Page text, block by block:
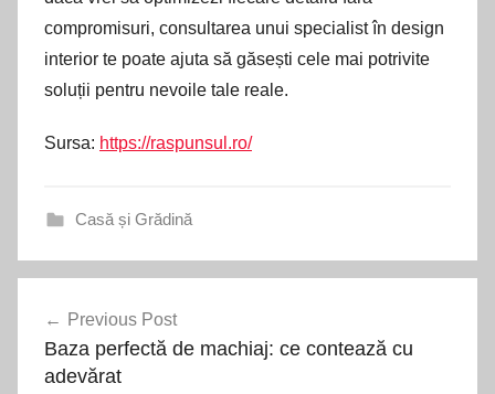
compromisuri, consultarea unui specialist în design
interior te poate ajuta să găsești cele mai potrivite
soluții pentru nevoile tale reale.
Sursa: https://raspunsul.ro/
Casă și Grădină
articole
Previous Post
Baza perfectă de machiaj: ce contează cu
adevărat